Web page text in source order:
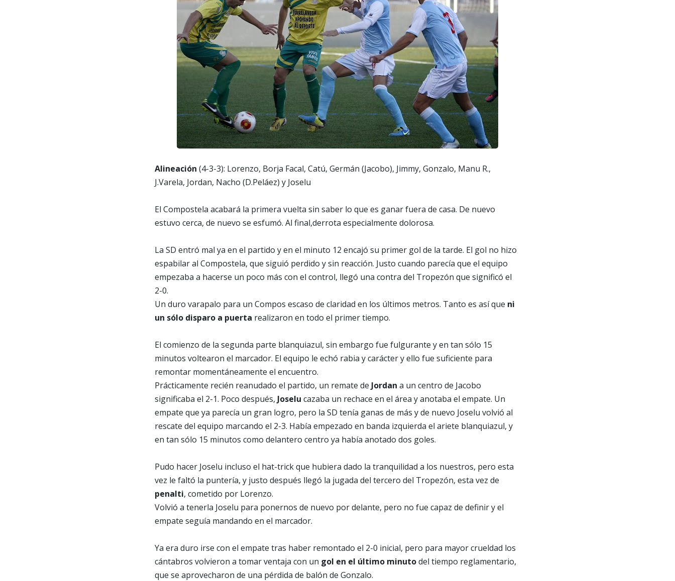
Alineación (4-3-3): Lorenzo, Borja Facal, Catú, Germán (Jacobo), Jimmy, Gonzalo, Manu R.,
J.Varela, Jordan, Nacho (D.Peláez) y Joselu
El Compostela acabará la primera vuelta sin saber lo que es ganar fuera de casa. De nuevo
estuvo cerca, de nuevo se esfumó. Al final,derrota especialmente dolorosa.
La SD entró mal ya en el partido y en el minuto 12 encajó su primer gol de la tarde. El gol no hizo
espabilar al Compostela, que siguió perdido y sin reacción. Justo cuando parecía que el equipo
empezaba a hacerse un poco más con el control, llegó una contra del Tropezón que significó el
2-0.
Un duro varapalo para un Compos escaso de claridad en los últimos metros. Tanto es así que ni
un sólo disparo a puerta realizaron en todo el primer tiempo.
El comienzo de la segunda parte blanquiazul, sin embargo fue fulgurante y en tan sólo 15
minutos voltearon el marcador. El equipo le echó rabia y carácter y ello fue suficiente para
remontar momentáneamente el encuentro.
Prácticamente recién reanudado el partido, un remate de Jordan a un centro de Jacobo
significaba el 2-1. Poco después, Joselu cazaba un rechace en el área y anotaba el empate. Un
empate que ya parecía un gran logro, pero la SD tenía ganas de más y de nuevo Joselu volvió al
rescate del equipo marcando el 2-3. Había empezado en banda izquierda el ariete blanquiazul, y
en tan sólo 15 minutos como delantero centro ya había anotado dos goles.
Pudo hacer Joselu incluso el hat-trick que hubiera dado la tranquilidad a los nuestros, pero esta
vez le faltó la puntería, y justo después llegó la jugada del tercero del Tropezón, esta vez de
penalti, cometido por Lorenzo.
Volvió a tenerla Joselu para ponernos de nuevo por delante, pero no fue capaz de definir y el
empate seguía mandando en el marcador.
Ya era duro irse con el empate tras haber remontado el 2-0 inicial, pero para mayor crueldad los
cántabros volvieron a tomar ventaja con un gol en el último minutodel tiempo reglamentario,
que se aprovecharon de una pérdida de balón de Gonzalo.